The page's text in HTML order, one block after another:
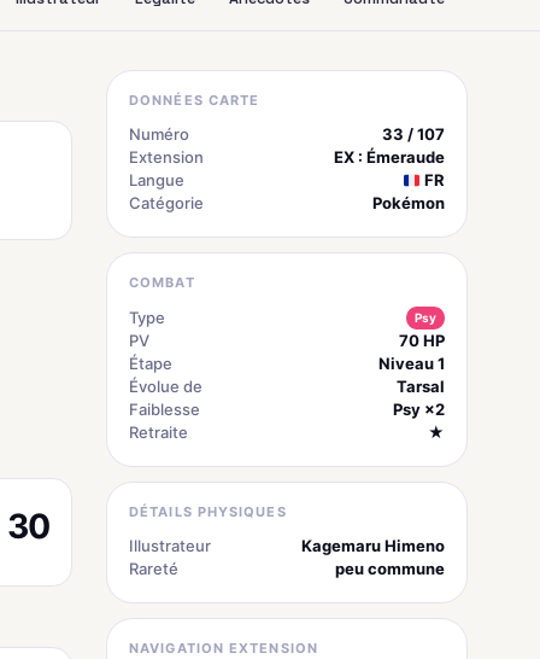
30
DONNÉES CARTE
Numéro
33 / 107
Extension
EX : Émeraude
Langue
FR
Catégorie
Pokémon
COMBAT
Type Psy
PV
70 HP
Étape
Niveau 1
Évolue de
Tarsal
Faiblesse
Psy ×2
Retraite
★
DÉTAILS PHYSIQUES
Illustrateur
Kagemaru Himeno
Rareté
peu commune
NAVIGATION EXTENSION